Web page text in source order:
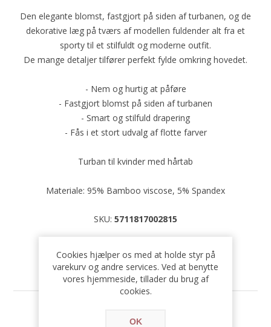
Den elegante blomst, fastgjort på siden af turbanen, og de
dekorative læg på tværs af modellen fuldender alt fra et
sporty til et stilfuldt og moderne outfit.
De mange detaljer tilfører perfekt fylde omkring hovedet.
- Nem og hurtig at påføre
- Fastgjort blomst på siden af turbanen
- Smart og stilfuld drapering
- Fås i et stort udvalg af flotte farver
Turban til kvinder med hårtab
Materiale: 95% Bamboo viscose, 5% Spandex
SKU: 5711817002815
469,00 DKK
Cookies hjælper os med at holde styr på
varekurv og andre services. Ved at benytte
vores hjemmeside, tillader du brug af
cookies.
OK